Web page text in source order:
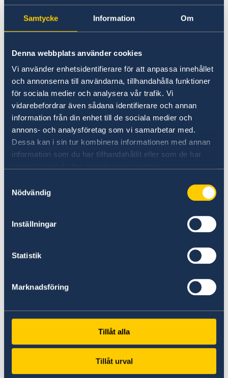
Samtycke Information Om
Denna webbplats använder cookies
Vi använder enhetsidentifierare för att anpassa innehållet
och annonserna till användarna, tillhandahålla funktioner
för sociala medier och analysera vår trafik. Vi
vidarebefordrar även sådana identifierare och annan
information från din enhet till de sociala medier och
annons- och analysföretag som vi samarbetar med.
Dessa kan i sin tur kombinera informationen med annan
information som du har tillhandahållit eller som de har
Nödvändig
Inställningar
Statistik
Marknadsföring
Tillåt alla
Tillåt urval
스웨덴 음악 시장의 상황으로 스웨덴 사람들 조차
자신이 듣고 있는 음악이 스웨덴 음악이라는 사실
유명한 해외 블로거들 중에는 오직 스웨덴 음악에
대해서만 글을 게재하는 것을 직업으로 삼고 있는
블로거도 있으며, 유명 스타들은 스웨덴 출신의 프
로듀서, 작곡가, 뮤직비디오 감독들과 호흡을 맞추
며 전 세계적인 인기를 누리고 있습니다.
스웨덴 음악의 이러한 성공은 세계에서 인구 1인당
합창단 수 최다국이며, 하지제와 크리스마스 등의
축제에 모두 모여 노래 부르는 문화가 큰 몫을 했다
스웨덴의 전설적인 팝 그룹 아바로 인해 많은 사람
들은 스웨덴이 하나의 밴드, 하나의 정체성을 가진
는 모습은 스웨덴을 대표하는 이미지였습니다. 하
지만 오늘날 스웨덴은 재즈에서 메탈에 이르기까지
다양한 장르에서 성공한 스웨덴 뮤지션들이 등장하
면서 점점 더 흥미로운 곳으로 변화하고 있습니다.
특히, 스웨덴의 팝과 인디 음악은 인기가 많습니다.
대표적인 스웨덴 뮤지션에는 로빈, 리케 리, 라디오
디파트먼트, 피터 비욘 앤 존 등이 있습니다.
스웨덴음악수출상SWEDISH MUSIC EXPORT